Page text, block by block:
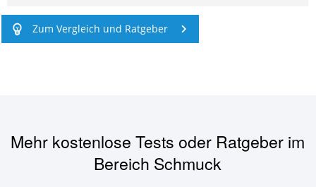
Zum Vergleich und Ratgeber
Mehr kostenlose Tests oder Ratgeber im
Bereich Schmuck